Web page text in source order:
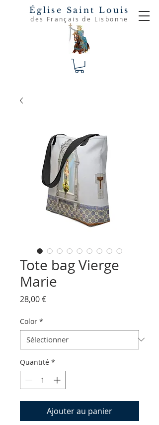
Église Saint Louis
des Français de Lisbonne
Tote bag Vierge
Marie
28,00 €Prix
Color *
Quantité *
Ajouter au panier